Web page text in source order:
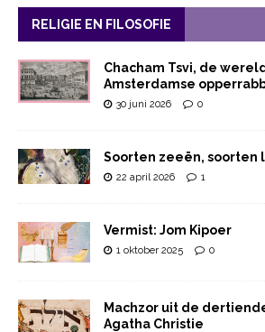
RELIGIE EN FILOSOFIE
Chacham Tsvi, de
Amsterdamse
30 juni 2026 0
Soorten zeeën, soorten
22 april 2026 1
Vermist: Jom Kipoer
1 oktober 2025 0
Machzor uit de
Agatha Christie